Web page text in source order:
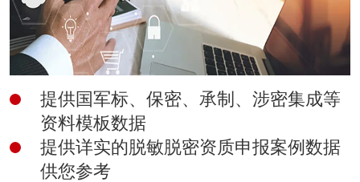
提供国军标、保密、承制、涉密集成等
资料模板数据
提供详实的脱敏脱密资质申报案例数据
供您参考